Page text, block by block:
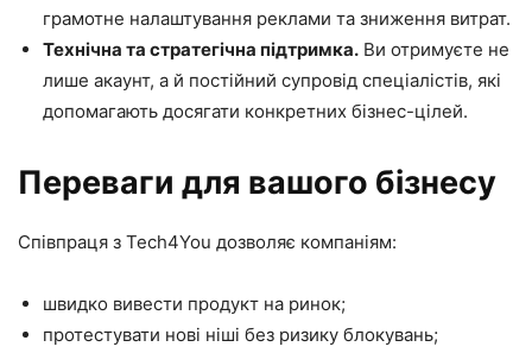
грамотне налаштування реклами та зниження витрат.
Технічна та стратегічна підтримка. Ви отримуєте не
лише акаунт, а й постійний супровід спеціалістів, які
допомагають досягати конкретних бізнес-цілей.
Переваги для вашого бізнесу
Співпраця з Tech4You дозволяє компаніям:
швидко вивести продукт на ринок;
протестувати нові ніші без ризику блокувань;